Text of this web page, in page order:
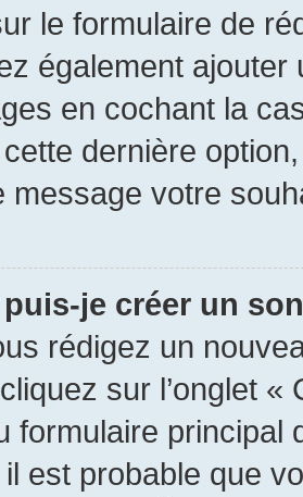
le formulaire de
également
en cochant la
dernière
message votre
je créer un
rédigez un
sur l’onglet
formulaire principal
est probable que